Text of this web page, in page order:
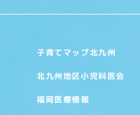
子育てマップ北九州
北九州地区小児科医会
福岡医療情報